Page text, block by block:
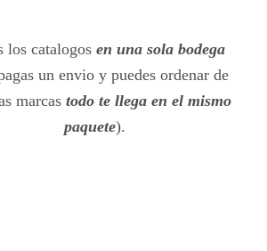
los catalogos en una sola bodega
un envio y puedes ordenar de
marcastodo te llega en el mismo
paquete).